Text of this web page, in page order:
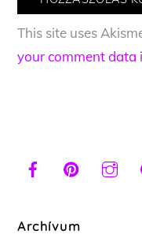
This site uses
your comment data
Archívum